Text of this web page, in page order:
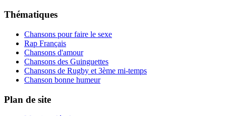
Thématiques
Chansons pour faire le sexe
Rap Français
Chansons d'amour
Chansons des Guinguettes
Chansons de Rugby et 3ème mi-temps
Chanson bonne humeur
Plan de site